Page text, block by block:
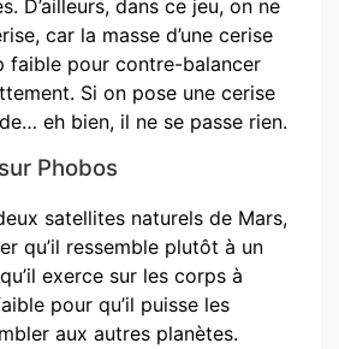
D’ailleurs, dans ce jeu, on ne
car la masse d’une cerise
faible pour contre-balancer
Si on pose une cerise
eh bien, il ne se passe rien.
Phobos
satellites naturels de Mars,
qu’il ressemble plutôt à un
exerce sur les corps à
pour qu’il puisse les
aux autres planètes.